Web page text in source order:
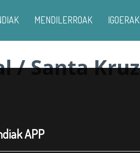
MENDILERROAK IGOERAK
APP
/ Santa Kruz